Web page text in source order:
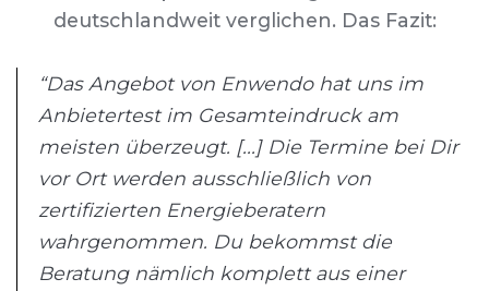
deutschlandweit verglichen. Das Fazit:
“Das Angebot von Enwendo hat uns im
Anbietertest im Gesamteindruck am
meisten überzeugt. [...] Die Termine bei Dir
vor Ort werden ausschließlich von
zertifizierten Energieberatern
wahrgenommen. Du bekommst die
Beratung nämlich komplett aus einer